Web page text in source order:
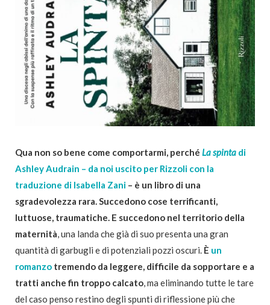
Qua non so bene come comportarmi, perché La spinta di
Ashley Audrain – da noi uscito per Rizzoli con la
traduzione di Isabella Zani – è un libro di una
sgradevolezza rara. Succedono cose terrificanti,
luttuose, traumatiche. E succedono nel territorio della
maternità, una landa che già di suo presenta una gran
quantità di garbugli e di potenziali pozzi oscuri. È un
romanzo tremendo da leggere, difficile da sopportare e a
tratti anche fin troppo calcato, ma eliminando tutte le tare
del caso penso restino degli spunti di riflessione più che